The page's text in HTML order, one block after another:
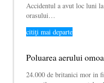
Accidentul a avut loc luni
orasului…
citiţi mai departe
Poluarea aerului
24.000 de britanici mor in